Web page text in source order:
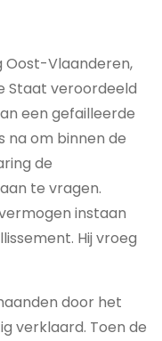
Oost-Vlaanderen,
Staat veroordeeld
een gefailleerde
na om binnen de
de
te vragen.
instaan
Hij vroeg
door het
verklaard. Toen de